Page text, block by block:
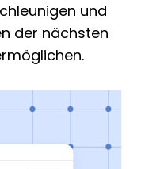
und
der nächsten